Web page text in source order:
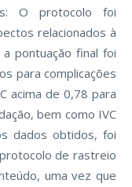
O protocolo foi
relacionados à
pontuação final foi
para complicações
acima de 0,78 para
bem como IVC
dados obtidos, foi
de rastreio
uma vez que